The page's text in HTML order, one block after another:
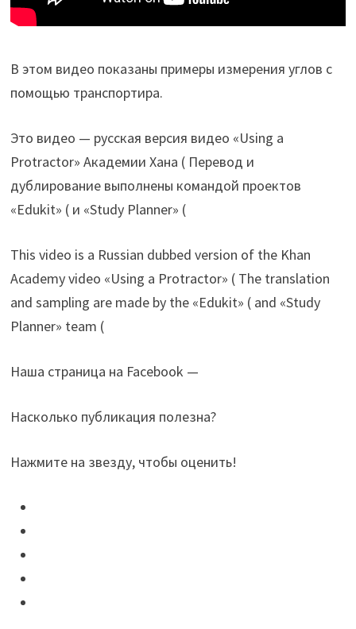
В этом видео показаны примеры измерения углов с
помощью транспортира.
Это видео — русская версия видео «Using a
Protractor» Академии Хана ( Перевод и
дублирование выполнены командой проектов
«Edukit» ( и «Study Planner» (
This video is a Russian dubbed version of the Khan
Academy video «Using a Protractor» ( The translation
and sampling are made by the «Edukit» ( and «Study
Planner» team (
Наша страница на Facebook —
Насколько публикация полезна?
Нажмите на звезду, чтобы оценить!